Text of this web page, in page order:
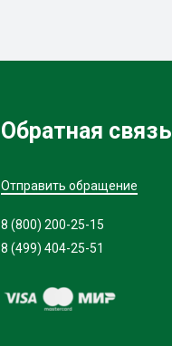
Обратная связь
Отправить обращение
8 (800) 200-25-15
8 (499) 404-25-51